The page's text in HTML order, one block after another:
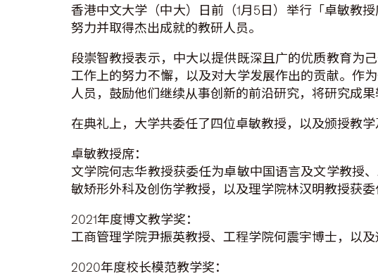
香港中文大学（中大）日前（1月5日）举行「卓敏教
努力并取得杰出成就的教研人员。
段崇智教授表示，中大以提供既深且广的优质教育为
工作上的努力不懈，以及对大学发展作出的贡献。作
人员，鼓励他们继续从事创新的前沿研究，将研究成果
在典礼上，大学共委任了四位卓敏教授，以及颁授教
卓敏教授席：
文学院何志华教授获委任为卓敏中国语言及文学教授
敏矫形外科及创伤学教授，以及理学院林汉明教授获委
2021年度博文教学奖：
工商管理学院尹振英教授、工程学院何震宇博士，以
2020年度校长模范教学奖：